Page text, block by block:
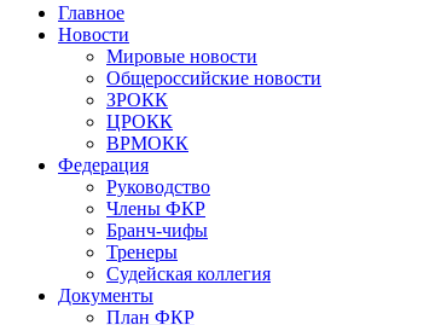
Главное
Новости
Мировые новости
Общероссийские новости
ЗРОКК
ЦРОКК
ВРМОКК
Федерация
Руководство
Члены ФКР
Бранч-чифы
Тренеры
Судейская коллегия
Документы
План ФКР